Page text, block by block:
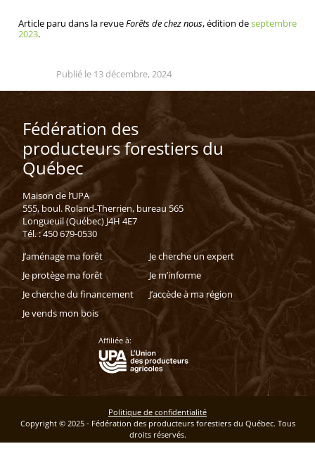
Article paru dans la revueForêts de chez nous, édition deseptembre
2023.
Publié le 13 décembre, 2024
Fédération des
producteurs forestiers du
Québec
Maison de l’UPA
555, boul. Roland-Therrien, bureau 565
Longueuil (Québec) J4H 4E7
Tél. : 450 679-0530
J’aménage ma forêt
Je protège ma forêt
Je cherche du financement
Je vends mon bois
Je cherche un expert
Je m’informe
J’accède à ma région
Affiliée à:
Politique de confidentialité
Copyright © 2025 - Fédération des producteurs forestiers du Québec. Tous
droits réservés.